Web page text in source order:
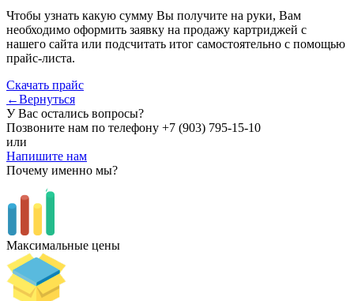
Чтобы узнать какую сумму Вы получите на руки, Вам
необходимо оформить заявку на продажу картриджей с
нашего сайта или подсчитать итог самостоятельно с помощью
прайс-листа.
Скачать прайс
←Вернуться
У Вас остались вопросы?
Позвоните нам по телефону +7 (903) 795-15-10
или
Напишите нам
Почему именно мы?
Максимальные цены